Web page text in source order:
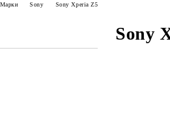
Sony Sony Xperia Z5
Sony